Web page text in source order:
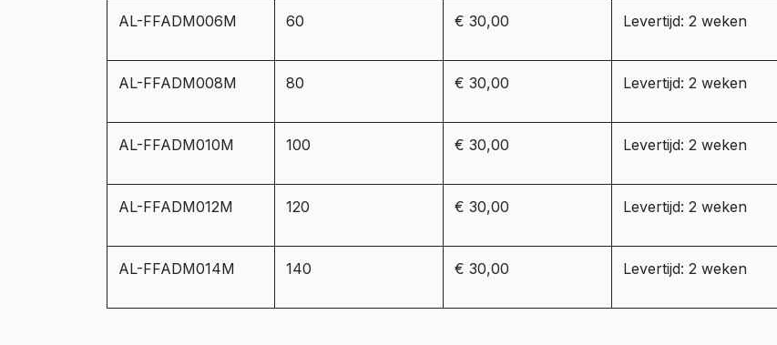
AL-FFADM006M 60 € 30,00 Levertijd: 2 weken
AL-FFADM008M 80 € 30,00 Levertijd: 2 weken
AL-FFADM010M 100 € 30,00 Levertijd: 2 weken
AL-FFADM012M 120 € 30,00 Levertijd: 2 weken
AL-FFADM014M 140 € 30,00 Levertijd: 2 weken